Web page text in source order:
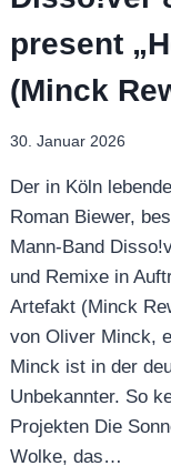
present
(Minck
30. Januar 2026
Der in Köln
Roman Biewer,
Mann-Band
und Remixe in
Artefakt (Minck
von Oliver Minck,
Minck ist in der
Unbekannter. So
Projekten Die
Wolke, das…